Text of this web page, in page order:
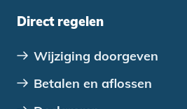
Direct regelen
Wijziging doorgeven
Betalen en aflossen